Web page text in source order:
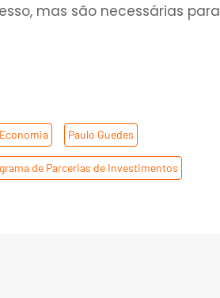
mas são necessárias para
Paulo Guedes
de Parcerias de Investimentos